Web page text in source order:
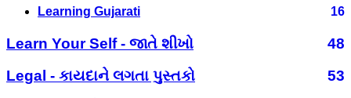
Learning Gujarati 16
Learn Your Self - જાતે શીખો
48
Legal - કાયદાને લગતા પુસ્તકો
53